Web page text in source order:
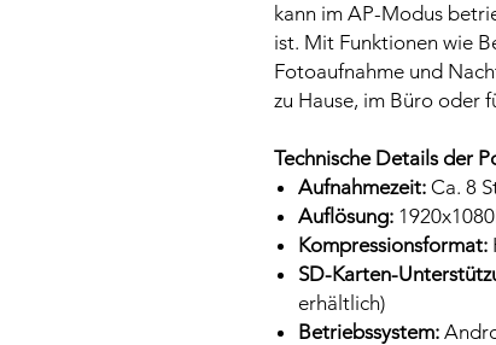
kann im AP-Modus
ist. Mit Funktionen wie
Fotoaufnahme und
zu Hause, im Büro oder
Technische Details der
Aufnahmezeit: Ca. 8
Auflösung:
Kompressionsformat:
SD-Karten-
erhältlich)
Betriebssystem: